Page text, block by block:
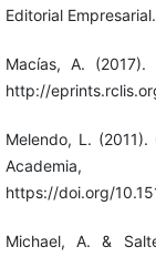
Editorial Empresarial.
Macías, A.
http://
Melendo, L.
https://doi.org/
Michael, A. &